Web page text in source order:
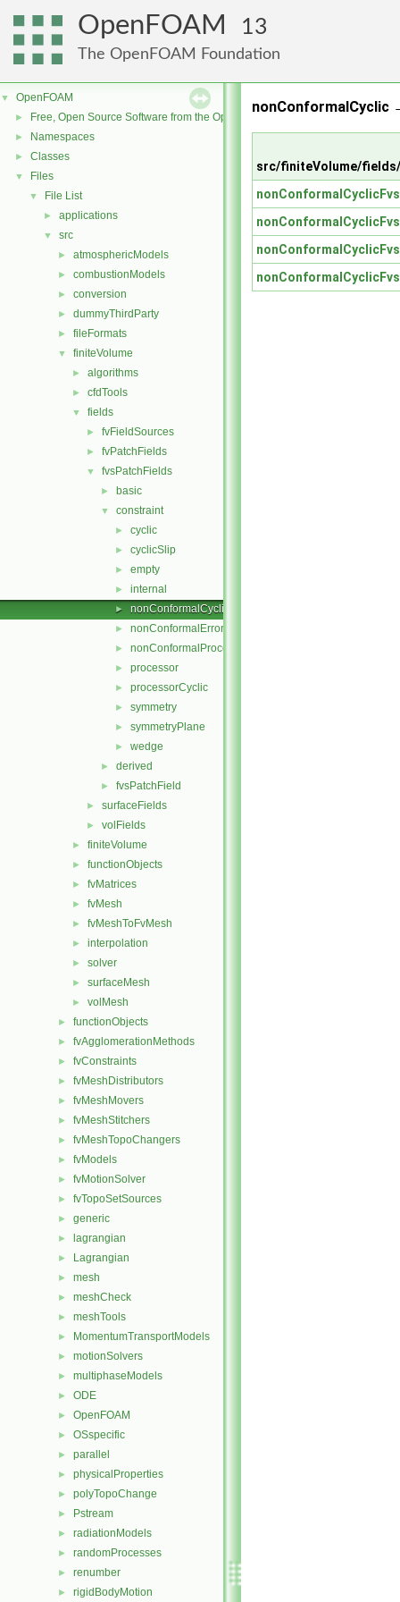
OpenFOAM 13
The OpenFOAM Foundation
▼ OpenFOAM
► Free, Open Source Software from the OpenFOAM Foundation
► Namespaces
► Classes
▼ Files
▼ File List
► applications
▼ src
► atmosphericModels
► combustionModels
► conversion
► dummyThirdParty
► fileFormats
▼ finiteVolume
► algorithms
► cfdTools
▼ fields
► fvFieldSources
► fvPatchFields
▼ fvsPatchFields
► basic
▼ constraint
► cyclic
► cyclicSlip
► empty
► internal
► nonConformalCyclic
► nonConformalError
► nonConformalProcessorCyclic
► processor
► processorCyclic
► symmetry
► symmetryPlane
► wedge
► derived
► fvsPatchField
► surfaceFields
► volFields
► finiteVolume
► functionObjects
► fvMatrices
► fvMesh
► fvMeshToFvMesh
► interpolation
► solver
► surfaceMesh
► volMesh
► functionObjects
► fvAgglomerationMethods
► fvConstraints
► fvMeshDistributors
► fvMeshMovers
► fvMeshStitchers
► fvMeshTopoChangers
► fvModels
► fvMotionSolver
► fvTopoSetSources
► generic
► lagrangian
► Lagrangian
► mesh
► meshCheck
► meshTools
► MomentumTransportModels
► motionSolvers
► multiphaseModels
► ODE
► OpenFOAM
► OSspecific
► parallel
► physicalProperties
► polyTopoChange
► Pstream
► radiationModels
► randomProcesses
► renumber
► rigidBodyMotion
nonConformalCyclic
src/finiteVolume/